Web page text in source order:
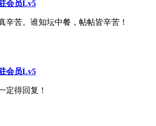
会员Lv5
辛苦。谁知坛中餐，帖帖皆辛苦！
会员Lv5
定得回复！